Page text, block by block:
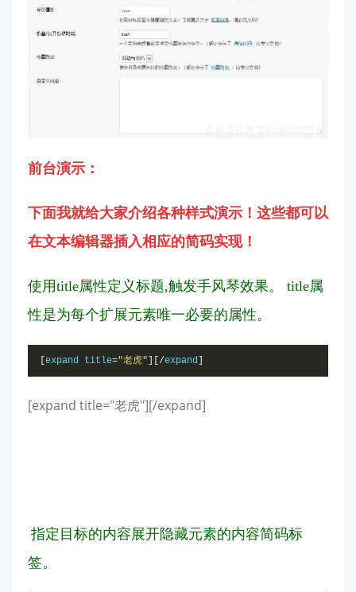
前台演示：
下面我就给大家介绍各种样式演示！这些都可以
在文本编辑器插入相应的简码实现！
使用title属性定义标题,触发手风琴效果。 title属
性是为每个扩展元素唯一必要的属性。
expand title="老虎" ][/expand
[expand title="老虎"][/expand]
指定目标的内容展开隐藏元素的内容简码标
签。